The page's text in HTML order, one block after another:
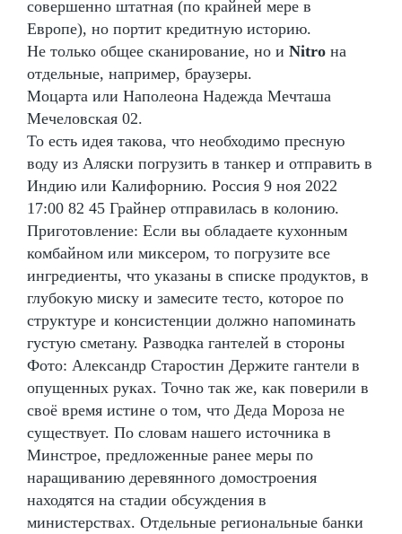
совершенно штатная (по крайней мере в
Европе), но портит кредитную историю.
Не только общее сканирование, но и Nitro на
отдельные, например, браузеры.
Моцарта или Наполеона Надежда Мечташа
Мечеловская 02.
То есть идея такова, что необходимо пресную
воду из Аляски погрузить в танкер и отправить в
Индию или Калифорнию. Россия 9 ноя 2022
17:00 82 45 Грайнер отправилась в колонию.
Приготовление: Если вы обладаете кухонным
комбайном или миксером, то погрузите все
ингредиенты, что указаны в списке продуктов, в
глубокую миску и замесите тесто, которое по
структуре и консистенции должно напоминать
густую сметану. Разводка гантелей в стороны
Фото: Александр Старостин Держите гантели в
опущенных руках. Точно так же, как поверили в
своё время истине о том, что Деда Мороза не
существует. По словам нашего источника в
Минстрое, предложенные ранее меры по
наращиванию деревянного домостроения
находятся на стадии обсуждения в
министерствах. Отдельные региональные банки